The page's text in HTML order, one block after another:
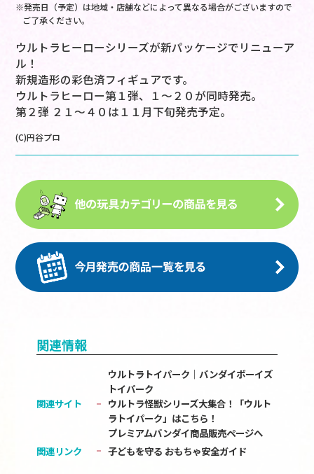
※発売日（予定）は地域・店舗などによって異なる場合がございますので
ご了承ください。
ウルトラヒーローシリーズが新パッケージでリニューア
ル！
新規造形の彩色済フィギュアです。
ウルトラヒーロー第１弾、１～２０が同時発売。
第２弾 ２１～４０は１１月下旬発売予定。
(C)円谷プロ
関連情報
関連サイト
ウルトラトイパーク｜バンダイボーイズ
トイパーク
ウルトラ怪獣シリーズ大集合！「ウルト
ラトイパーク」はこちら！
プレミアムバンダイ商品販売ページへ
関連リンク
子どもを守る おもちゃ安全ガイド